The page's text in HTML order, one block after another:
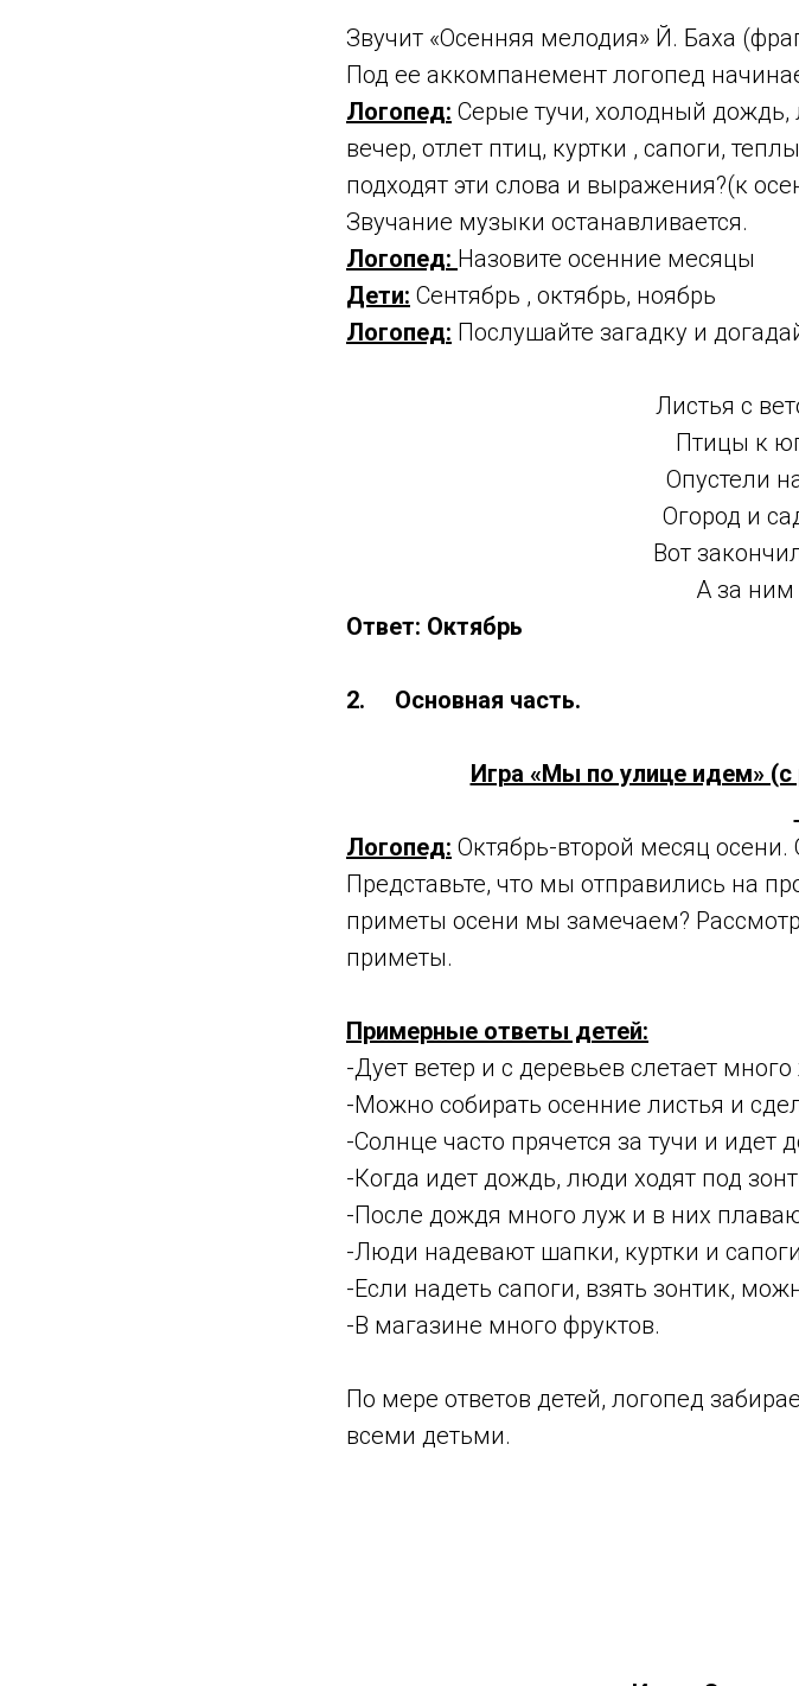
Звучит «Осенняя мелодия» Й. Баха
Под ее аккомпанемент логопед
Логопед: Серые тучи, холодный дождь,
вечер, отлет птиц, куртки , сапоги,
подходят эти слова и выражения?(к
Звучание музыки останавливается.
Логопед: Назовите осенние месяцы
Дети: Сентябрь , октябрь, ноябрь
Логопед: Послушайте загадку и
Листья с
Птицы к
Опустели
Огород и
Вот
А за
Ответ: Октябрь
2. Основная часть.
Игра «Мы по улице идем»
Логопед: Октябрь-второй месяц осени.
Представьте, что мы отправились на
приметы осени мы замечаем?
приметы.
Примерные ответы детей:
-Дует ветер и с деревьев слетает
-Можно собирать осенние листья и
-Солнце часто прячется за тучи и идет
-Когда идет дождь, люди ходят под
-После дождя много луж и в них
-Люди надевают шапки, куртки и
-Если надеть сапоги, взять зонтик,
-В магазине много фруктов.
По мере ответов детей, логопед
всеми детьми.